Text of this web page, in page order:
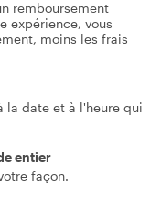
remboursement
expérience, vous
moins les frais
la date et à l'heure qui
entier
façon.